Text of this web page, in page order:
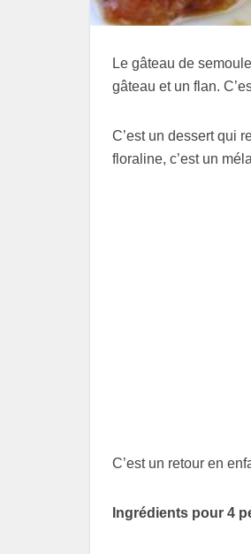
Le gâteau de
gâteau et un flan.
C’est un dessert qui
floraline, c’est un
C’est un retour en
Ingrédients pour 4